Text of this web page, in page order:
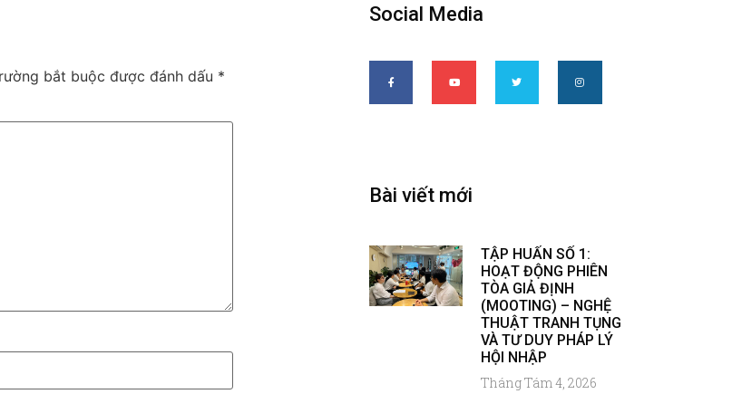
bắt buộc được đánh dấu *
Social Media
Bài viết mới
TẬP HUẤN SỐ 1:
HOẠT ĐỘNG PHIÊN
TÒA GIẢ ĐỊNH
(MOOTING) – NGHỆ
THUẬT TRANH TỤNG
VÀ TƯ DUY PHÁP LÝ
HỘI NHẬP
Tháng Tám 4, 2026